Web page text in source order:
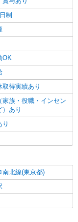
制
OK
取得実績あり
家族・役職・インセン
）あり
り
南北線(東京都)